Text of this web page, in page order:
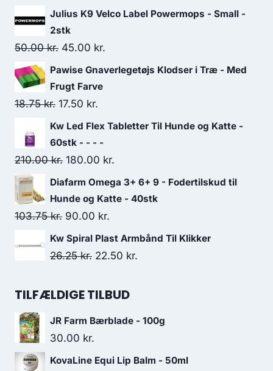
Julius K9 Velco Label Powermops - Small -
2stk
50.00kr. Den
oprindelige
pris
var:
50.00 kr..
45.00 kr.
aktuelle
45.00 kr..
Pawise Gnaverlegetøjs Klodser i Træ - Med
Frugt Farve
18.75kr. Den
oprindelige
pris
var:
18.75 kr..
17.50 kr.
aktuelle
pris
er:
17.50 kr..
Kw Led Flex Tabletter Til Hunde og Katte -
60stk - - - -
210.00kr. Den
oprindelige
pris
var:
210.00 kr..
180.00 kr.
aktuelle
pris
180.00 kr..
Diafarm Omega 3+ 6+ 9 - Fodertilskud til
Hunde og Katte - 40stk
103.75kr. Den
oprindelige
pris
103.75 kr..
90.00 kr.
aktuelle
pris
90.00 kr..
Kw Spiral Plast Armbånd Til Klikker
26.25kr. Den
pris
26.25 kr..
22.50 kr.
22.50 kr..
TILFÆLDIGE TILBUD
JR Farm Bærblade - 100g
30.00 kr.
KovaLine Equi Lip Balm - 50ml